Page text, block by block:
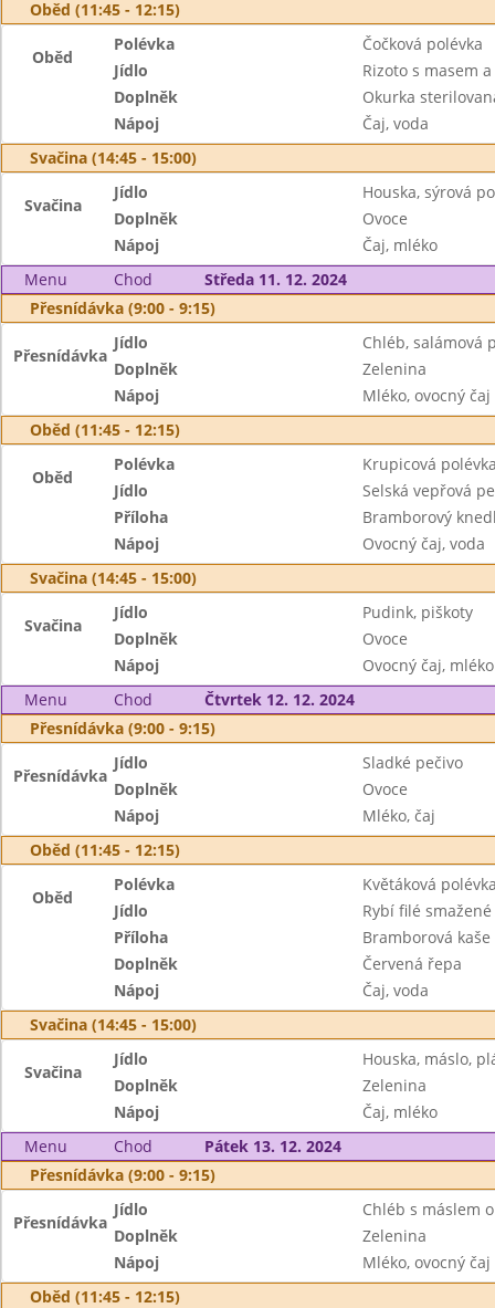
Oběd (11:45 - 12:15)
Oběd
Polévka
Čočková polévka
Jídlo
Rizoto s masem
Doplněk
Okurka
Nápoj
Čaj, voda
Svačina (14:45 - 15:00)
Svačina
Jídlo
Houska, sýrová
Doplněk
Ovoce
Nápoj
Čaj, mléko
Menu
Chod
Středa 11. 12. 2024
Přesnídávka (9:00 - 9:15)
Přesnídávka
Jídlo
Chléb, salámová
Doplněk
Zelenina
Nápoj
Mléko, ovocný čaj
Oběd (11:45 - 12:15)
Oběd
Polévka
Krupicová
Jídlo
Selská vepřová
Příloha
Bramborový
Nápoj
Ovocný čaj, voda
Svačina (14:45 - 15:00)
Svačina
Jídlo
Pudink, piškoty
Doplněk
Ovoce
Nápoj
Ovocný čaj, mléko
Menu
Chod
Čtvrtek 12. 12. 2024
Přesnídávka (9:00 - 9:15)
Přesnídávka
Jídlo
Sladké pečivo
Doplněk
Ovoce
Nápoj
Mléko, čaj
Oběd (11:45 - 12:15)
Oběd
Polévka
Květáková
Jídlo
Rybí filé smažené
Příloha
Bramborová kaše
Doplněk
Červená řepa
Nápoj
Čaj, voda
Svačina (14:45 - 15:00)
Svačina
Jídlo
Houska, máslo,
Doplněk
Zelenina
Nápoj
Čaj, mléko
Menu
Chod
Pátek 13. 12. 2024
Přesnídávka (9:00 - 9:15)
Přesnídávka
Jídlo
Chléb s máslem
Doplněk
Zelenina
Nápoj
Mléko, ovocný čaj
Oběd (11:45 - 12:15)